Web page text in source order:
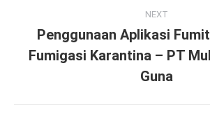
NEXT
Next
post:
Penggunaan Aplikasi
Fumigasi Karantina – PT
Guna